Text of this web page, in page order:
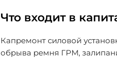
Что входит в
Капремонт силовой
обрыва ремня ГРМ,